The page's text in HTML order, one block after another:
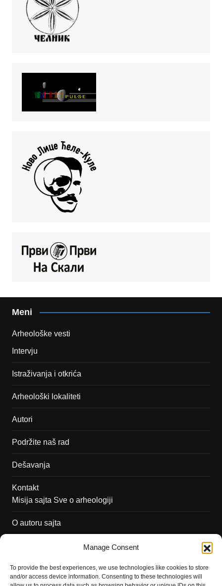
Manage Consent
To provide the best experiences, we use technologies like cookies to store
and/or access device information. Consenting to these technologies will
Meni
Arheološke vesti
Intervju
Istraživanja i otkrića
Arheološki lokaliteti
Autori
Podržite naš rad
Dešavanja
Kontakt
Misija sajta Sve o arheologiji
O autoru sajta
Saradnja